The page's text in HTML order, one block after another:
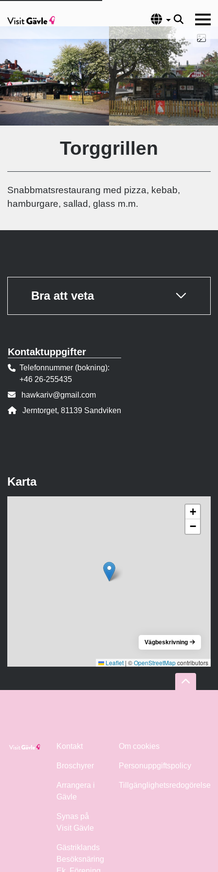
Språk
Torggrillen
Snabbmatsrestaurang med pizza, kebab,
hamburgare, sallad, glass m.m.
Bra att veta
Kontaktuppgifter
Telefonnummer (bokning)
+46 26-255435
E-post:
hawkariv@gmail.com
Adress:
Jerntorget, 81139 Sandviken
Karta
+
−
Leaflet | ©OpenStreetMapcontributors
Vägbeskrivning
Kontakt
Broschyrer
Arrangera i
Gävle
Synas på
Visit Gävle
Gästriklands
Besöksnäring
Om cookies
Personuppgiftspolicy
Tillgänglighetsredogörelse